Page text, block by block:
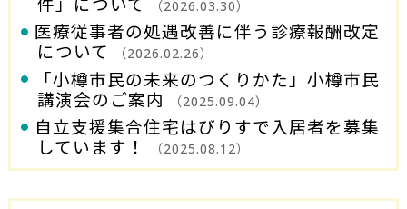
（2026.03.30）
医療従事者の処遇改善に伴う診療報酬改定
について
（2026.02.26）
「小樽市民の未来のつくりかた」小樽市民
講演会のご案内
（2025.09.04）
自立支援集合住宅はびりすで入居者を募集
しています！
（2025.08.12）